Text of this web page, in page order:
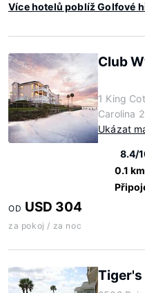
Více hotelů poblíž Golfové
Club
1 King
Carolina
Ukázat
8.4/
0.1 km
OD USD 304
za pokoj / za noc
Tiger's